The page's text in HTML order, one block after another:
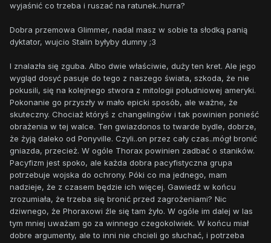
wyjaśnić co trzeba i ruszać na ratunek..hurra?
Dobra przemowa Glimmer, nadal masz w sobie ta słodką panią
dyktator, wujcio Stalin byłyby dumny ;3
I znalazła się zguba. Albo dwie właściwie, duży ten kret. Ale jego
wygląd dosyć pasuje do tego z naszego świata, szkoda, że nie
pokusili, się na kolejnego stwora z mitologii południowej ameryki.
Pokonanie go przyszły w mało epicki sposób, ale ważne, że
skuteczny. Chociaż któryś z changelingów i tak powinien ponieść
obrażenia w tej walce. Ten gwiazdonos to twarde bydle, dobrze,
że żyją daleko od Ponyville. Czyli..on przez cały czas..mógł bronić
gniazda, przecież. W ogóle Thorax powinien zadbać o staników.
Pacyfizm jest spoko, ale każda dobra pacyfistyczna grupa
potrzebuje wojska do ochrony. Póki co ma jednego, mam
nadzieje, że z czasem będzie ich więcej. Gawiedź w końcu
zrozumiała, że trzeba się bronić przed zagrożeniami? Nic
dziwnego, że Phoraxowi źle się tam żyło. W ogóle im dalej w las
tym mniej uważam go za winnego czegokolwiek. W końcu miał
dobre argumenty, ale to inni nie chcieli go słuchać, i potrzeba